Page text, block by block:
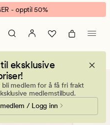
- opptil 50%
eksklusive
bli medlem for å få fri frakt
medlemstilbud.
/ Logg inn